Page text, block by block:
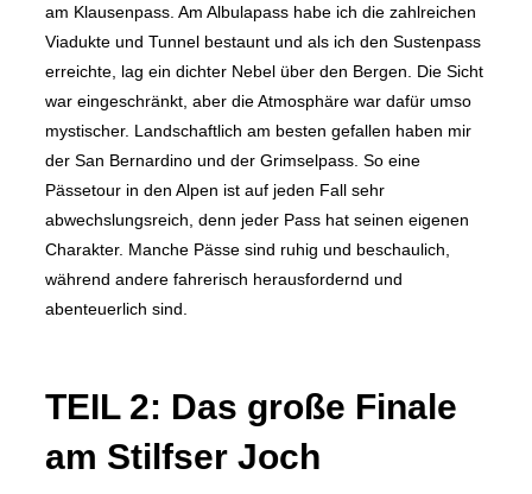
am Klausenpass. Am Albulapass habe ich die zahlreichen
Viadukte und Tunnel bestaunt und als ich den Sustenpass
erreichte, lag ein dichter Nebel über den Bergen. Die Sicht
war eingeschränkt, aber die Atmosphäre war dafür umso
mystischer. Landschaftlich am besten gefallen haben mir
der San Bernardino und der Grimselpass. So eine
Pässetour in den Alpen ist auf jeden Fall sehr
abwechslungsreich, denn jeder Pass hat seinen eigenen
Charakter. Manche Pässe sind ruhig und beschaulich,
während andere fahrerisch herausfordernd und
abenteuerlich sind.
TEIL 2: Das große Finale
am Stilfser Joch